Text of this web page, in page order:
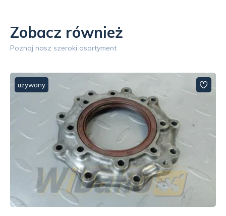
Zobacz również
Poznaj nasz szeroki asortyment
używany